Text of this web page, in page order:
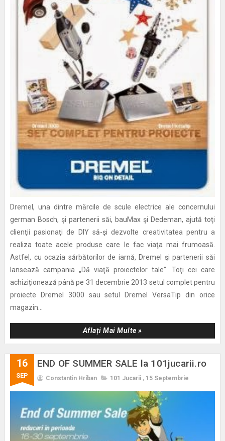
Dremel, una dintre mărcile de scule electrice ale concernului
german Bosch, şi partenerii săi, bauMax şi Dedeman, ajută toţi
clienţii pasionaţi de DIY să-şi dezvolte creativitatea pentru a
realiza toate acele produse care le fac viaţa mai frumoasă.
Astfel, cu ocazia sărbătorilor de iarnă, Dremel şi partenerii săi
lansează campania „Dă viaţă proiectelor tale”. Toţi cei care
achiziționează până pe 31 decembrie 2013 setul complet pentru
proiecte Dremel 3000 sau setul Dremel VersaTip din orice
magazin...
Aflați Mai Multe »
16
SEP
END OF SUMMER SALE la 101jucarii.ro
Constantin Hriban 101 Jucarii , 15 Septembrie